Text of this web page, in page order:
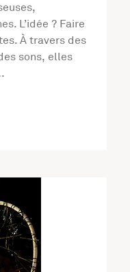
L’idée ? Faire
À travers des
sons, elles